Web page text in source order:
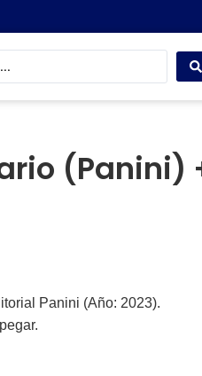
(Panini)
Panini (Año: 2023).